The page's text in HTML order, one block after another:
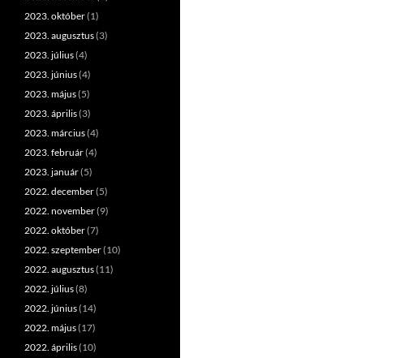
2023. október(1)
2023. augusztus(3)
2023. július(4)
2023. június(4)
2023. május(5)
2023. április(3)
2023. március(4)
2023. február(4)
2023. január(5)
2022. december(5)
2022. november(9)
2022. október(7)
2022. szeptember(10)
2022. augusztus(11)
2022. július(8)
2022. június(14)
2022. május(17)
2022. április(10)